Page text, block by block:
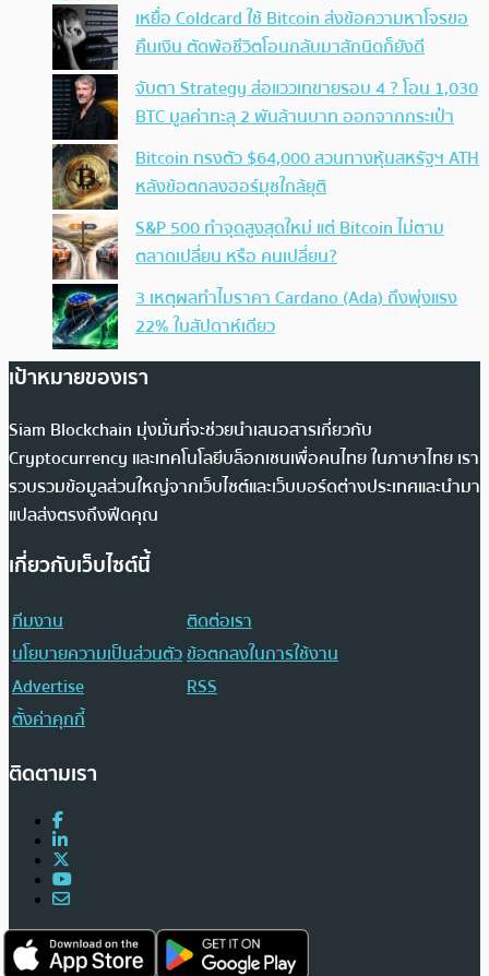
เหยื่อ Coldcard ใช้ Bitcoin ส่งข้อความหาโจรขอ
คืนเงิน ตัดพ้อชีวิตโอนกลับมาสักนิดก็ยังดี
จับตา Strategy ส่อแววเทขายรอบ 4 ? โอน 1,030
BTC มูลค่าทะลุ 2 พันล้านบาท ออกจากกระเป๋า
Bitcoin ทรงตัว $64,000 สวนทางหุ้นสหรัฐฯ ATH
หลังข้อตกลงฮอร์มุซใกล้ยุติ
S&P 500 ทำจุดสูงสุดใหม่ แต่ Bitcoin ไม่ตาม
ตลาดเปลี่ยน หรือ คนเปลี่ยน?
3 เหตุผลทำไมราคา Cardano (Ada) ถึงพุ่งแรง
22% ในสัปดาห์เดียว
เป้าหมายของเรา
Siam Blockchain มุ่งมั่นที่จะช่วยนำเสนอสารเกี่ยวกับ
Cryptocurrency และเทคโนโลยีบล็อกเชนเพื่อคนไทย ในภาษาไทย เรา
รวบรวมข้อมูลส่วนใหญ่จากเว็บไซต์และเว็บบอร์ดต่างประเทศและนำมา
แปลส่งตรงถึงฟีดคุณ
เกี่ยวกับเว็บไซต์นี้
ทีมงาน
ติดต่อเรา
นโยบายความเป็นส่วนตัวข้อตกลงในการใช้งาน
Advertise
RSS
ตั้งค่าคุกกี้
ติดตามเรา